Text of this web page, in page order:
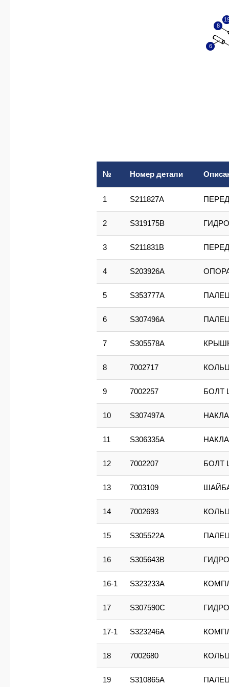
8
6
№ Номер детали
1 S211827A
2 S319175B
3 S211831B
4 S203926A
5 S353777A
6 S307496A
7 S305578A
8 7002717
9 7002257 БОЛТ
10 S307497A
11 S306335A
12 7002207 БОЛТ
13 7003109
14 7002693
15 S305522A
16 S305643B
16-1 S323233A
17 S307590C
17-1 S323246A
18 7002680
19 S310865A